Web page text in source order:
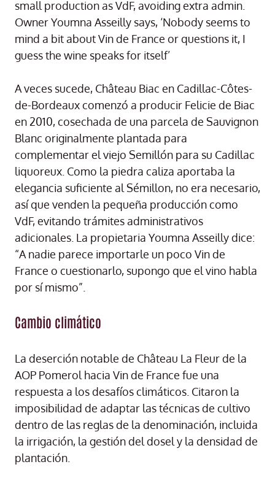
small production as VdF, avoiding extra admin.
Owner Youmna Asseilly says, ‘Nobody seems to
mind a bit about Vin de France or questions it, I
guess the wine speaks for itself’
A veces sucede, Château Biac en Cadillac-Côtes-
de-Bordeaux comenzó a producir Felicie de Biac
en 2010, cosechada de una parcela de Sauvignon
Blanc originalmente plantada para
complementar el viejo Semillón para su Cadillac
liquoreux. Como la piedra caliza aportaba la
elegancia suficiente al Sémillon, no era necesario,
así que venden la pequeña producción como
VdF, evitando trámites administrativos
adicionales. La propietaria Youmna Asseilly dice:
“A nadie parece importarle un poco Vin de
France o cuestionarlo, supongo que el vino habla
por sí mismo”.
Cambio climático
La deserción notable de Château La Fleur de la
AOP Pomerol hacia Vin de France fue una
respuesta a los desafíos climáticos. Citaron la
imposibilidad de adaptar las técnicas de cultivo
dentro de las reglas de la denominación, incluida
la irrigación, la gestión del dosel y la densidad de
plantación.